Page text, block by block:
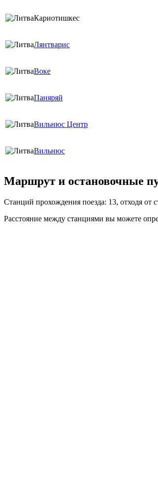
Кариотишкес
Лянтварис
Воке
Паняряй
Вильнюс Центр
Вильнюс
Маршрут и остановочные
Станций прохождения поезда: 13, отходя
Расстояние между станциями вы можете